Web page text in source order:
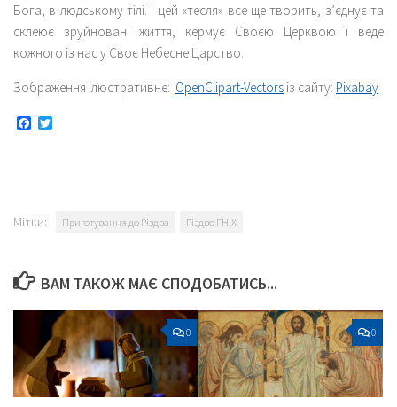
Бога, в людському тілі. І цей «тесля» все ще творить, з’єднує та
склеює зруйновані життя, кермує Своєю Церквою і веде
кожного із нас у Своє Небесне Царство.
Зображення ілюстративне: OpenClipart-Vectors із сайту: Pixabay
Facebook
Мітки: Приготування до Різдва Різдво ГНІХ
ВАМ ТАКОЖ МАЄ СПОДОБАТИСЬ...
0 0